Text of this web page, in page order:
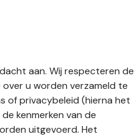
aan. Wij respecteren de
u worden verzameld te
of privacybeleid (hierna het
kenmerken van de
uitgevoerd. Het